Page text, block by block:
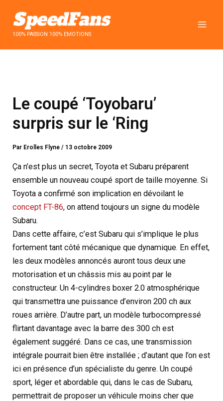
contenu100% PASSION 100% EMOTIONS
Le coupé ‘Toyobaru’
surpris sur le ‘Ring
Par Erolles Flyne/ 13 octobre 2009
Ça n’est plus un secret, Toyota et Subaru préparent
ensemble un nouveau coupé sport de taille moyenne. Si
Toyota a confirmé son implication en dévoilant le
concept FT-86, on attend toujours un signe du modèle
Subaru.
Dans cette affaire, c’est Subaru qui s’implique le plus
fortement tant côté mécanique que dynamique. En effet,
les deux modèles annoncés auront tous deux une
motorisation et un châssis mis au point par le
constructeur. Un 4-cylindres boxer 2.0 atmosphérique
qui transmettra une puissance d’environ 200 ch aux
roues arrière. D’autre part, un modèle turbocompressé
flirtant davantage avec la barre des 300 ch est
également suggéré. Dans ce cas, une transmission
intégrale pourrait bien être installée ; d’autant que l’on est
ici en présence d’un spécialiste du genre. Un coupé
sport, léger et abordable qui, dans le cas de Subaru,
permettrait de proposer un véhicule moins cher que